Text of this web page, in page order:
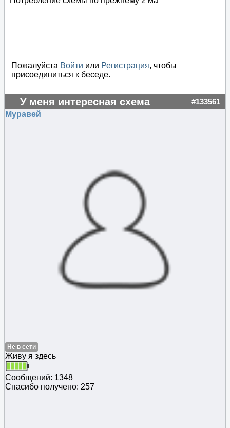
Пожалуйста Войти или Регистрация, чтобы
присоединиться к беседе.
У меня интересная схема #133561
Муравей
Не в сети
Живу я здесь
Сообщений: 1348
Спасибо получено: 257